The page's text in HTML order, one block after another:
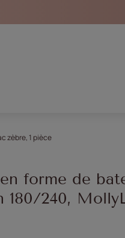
zèbre, 1 pièce
forme de
180/240,